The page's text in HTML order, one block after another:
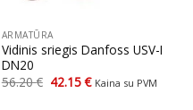
ARMATŪRA
Vidinis sriegis Danfoss USV-I
DN20
56.20€ Original
price
42.15€Current
price
Kaina su PVM